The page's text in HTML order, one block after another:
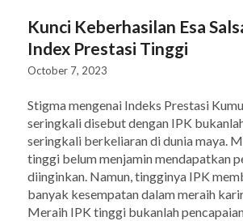
Kunci Keberhasilan Esa
Index Prestasi Tinggi
October 7, 2023
Stigma mengenai Indeks Prestasi
seringkali disebut dengan IPK
seringkali berkeliaran di dunia maya.
tinggi belum menjamin mendapatkan
diinginkan. Namun, tingginya IPK
banyak kesempatan dalam meraih
Meraih IPK tinggi bukanlah